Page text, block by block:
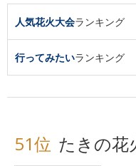
人気花火大会ランキング
行ってみたいランキング
51位 たきの花